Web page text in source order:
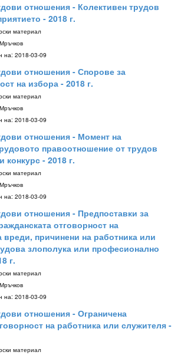
отношения - Колективен трудов
- 2018 г.
материал
на: 2018-03-09
отношения - Спорове за
на избора - 2018 г.
материал
на: 2018-03-09
отношения - Момент на
правоотношение от трудов
конкурс - 2018 г.
материал
на: 2018-03-09
отношения - Предпоставки за
отговорност на
вреди, причинени на работника или
злополука или професионално
г.
материал
на: 2018-03-09
отношения - Ограничена
на работника или служителя -
материал